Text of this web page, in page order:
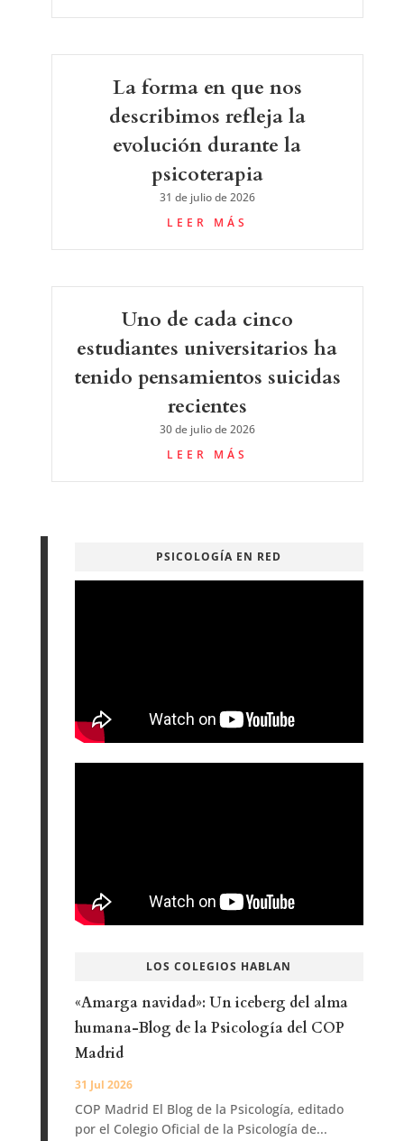
La forma en que nos
describimos refleja la
evolución durante la
psicoterapia
31 de julio de 2026
LEER MÁS
Uno de cada cinco
estudiantes universitarios ha
tenido pensamientos suicidas
recientes
30 de julio de 2026
LEER MÁS
PSICOLOGÍA EN RED
LOS COLEGIOS HABLAN
«Amarga navidad»: Un iceberg del alma
humana-Blog de la Psicología del COP
Madrid
31 Jul 2026
COP Madrid El Blog de la Psicología, editado
por el Colegio Oficial de la Psicología de...